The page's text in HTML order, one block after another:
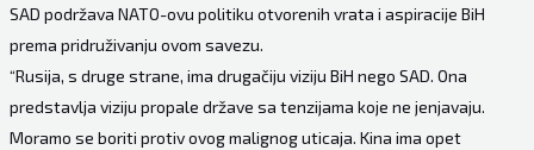
SAD podržava NATO-ovu politiku otvorenih vrata i aspiracije BiH
prema pridruživanju ovom savezu.
“Rusija, s druge strane, ima drugačiju viziju BiH nego SAD. Ona
predstavlja viziju propale države sa tenzijama koje ne jenjavaju.
Moramo se boriti protiv ovog malignog uticaja. Kina ima opet